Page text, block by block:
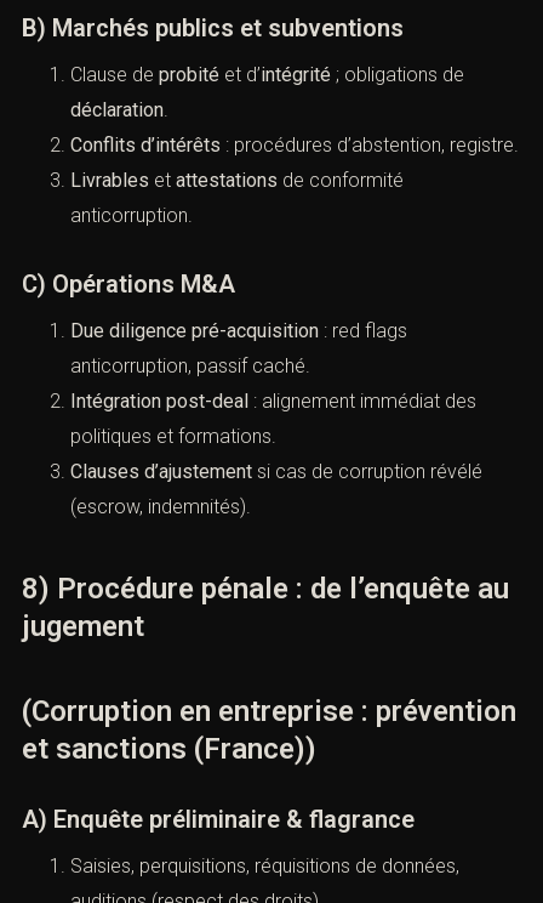
interdictionde rétrocommissions.
Monitoring
continu : clauses d’audit, certifications
annuelles.
B) Marchés publics et subventions
Clause deprobité
Conflits d’intérêts: procédures d’abstention,
registre.
Livrables
et attestations
de conformité
anticorruption.
C) Opérations M&A
Due diligence pré-acquisition
Intégration post-deal
: alignement immédiat des
politiques et formations.
8) Procédure pénale : de l’enquête
au jugement
(Corruption en entreprise :